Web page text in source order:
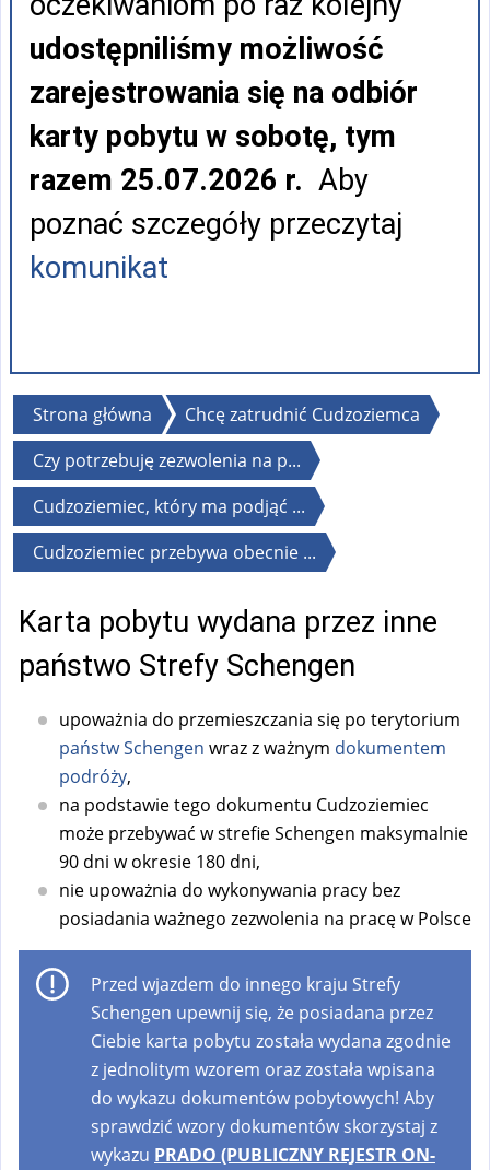
Pouczenia
udostępniliśmy możliwość
zarejestrowania się na odbiór
karty pobytu w sobotę, tym
razem 25.07.2026 r. Aby
poznać szczegóły przeczytaj
komunikat
Jesteś
tutaj
Strona główna
Chcę zatrudnić Cudzoziemca
Czy potrzebuję zezwolenia na p...
Cudzoziemiec, który ma podjąć ...
Cudzoziemiec przebywa obecnie ...
Karta pobytu wydana przez inne
państwo Strefy Schengen
upoważnia do przemieszczania się po terytorium
państw Schengen wraz z ważnym dokumentem
podróży,
na podstawie tego dokumentu Cudzoziemiec
może przebywać w strefie Schengen maksymalnie
90 dni w okresie 180 dni,
nie upoważnia do wykonywania pracy bez
posiadania ważnego zezwolenia na pracę w Polsce
Przed wjazdem do innego kraju Strefy
Schengen upewnij się, że posiadana przez
Ciebie karta pobytu została wydana zgodnie
z jednolitym wzorem oraz została wpisana
do wykazu dokumentów pobytowych! Aby
sprawdzić wzory dokumentów skorzystaj z
wykazu PRADO (PUBLICZNY REJESTR ON-